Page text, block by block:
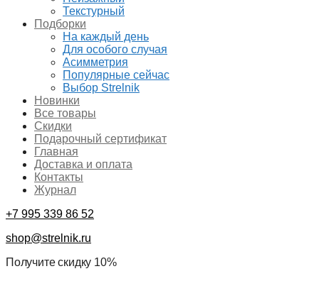
Текстурный
Подборки
На каждый день
Для особого случая
Асимметрия
Популярные сейчас
Выбор Strelnik
Новинки
Все товары
Скидки
Подарочный сертификат
Главная
Доставка и оплата
Контакты
Журнал
+7 995 339 86 52
shop@strelnik.ru
Получите скидку 10%